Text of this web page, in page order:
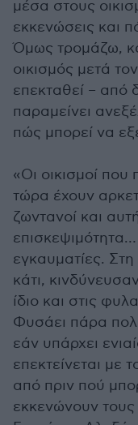
μέσα στους
εκκενώσεις και
Όμως τρομάζω,
οικισμός μετά
επεκταθεί – από
παραμείνει
πώς μπορεί να
«Οι οικισμοί
τώρα έχουν
ζωντανοί και
εγκαυματίες. Στη
κάτι,
ίδιο και στις
Φυσάει πάρα
εάν υπάρχει
επεκτείνεται με
από πριν πού
εκκενώνουν